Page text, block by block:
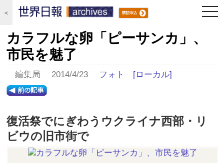
＜
カラフルな卵「ピーサンカ」、
市民を魅了
編集局 2014/4/23 フォト [ローカル]
復活祭でにぎわうウクライナ西部・リ
ビウの旧市街で